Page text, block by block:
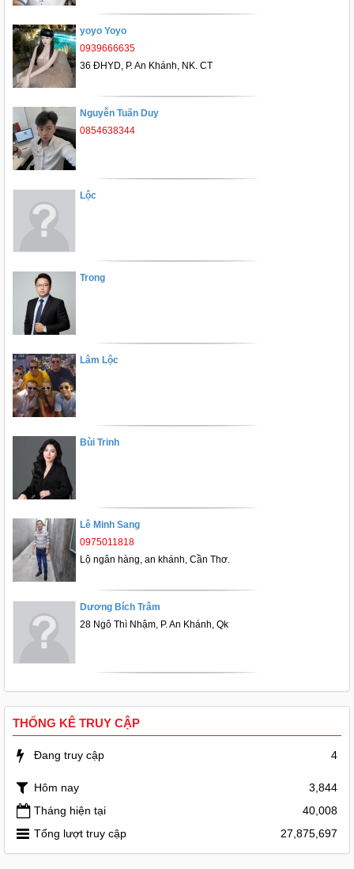
yoyo Yoyo
0939666635
36 ĐHYD, P. An Khánh, NK. CT
Nguyễn Tuấn Duy
0854638344
Lộc
Trong
Lâm Lộc
Bùi Trinh
Lê Minh Sang
0975011818
Lộ ngân hàng, an khánh, Cần Thơ.
Dương Bích Trâm
28 Ngô Thì Nhậm, P. An Khánh, Qk
THỐNG KÊ TRUY CẬP
Đang truy cập 4
Hôm nay
3,844
Tháng hiện tại
40,008
Tổng lượt truy cập
27,875,697